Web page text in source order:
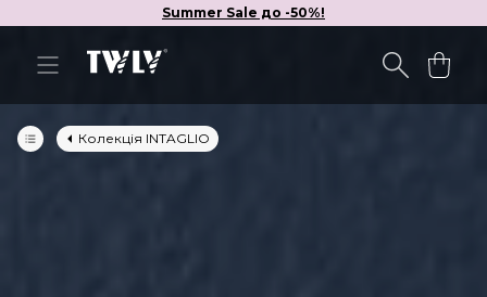
Summer Sale до -50%!
Колекція INTAGLIO